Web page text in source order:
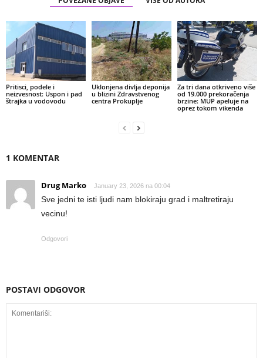
Pritisci, podele i
neizvesnost: Uspon i pad
štrajka u vodovodu
Uklonjena divlja deponija
u blizini Zdravstvenog
centra Prokuplje
Za tri dana otkriveno više
od 19.000 prekoračenja
brzine: MUP apeluje na
oprez tokom vikenda
1 KOMENTAR
Drug Marko January 23, 2026 na 00:04
Sve jedni te isti ljudi nam blokiraju grad i maltretiraju
vecinu!
Odgovori
POSTAVI ODGOVOR